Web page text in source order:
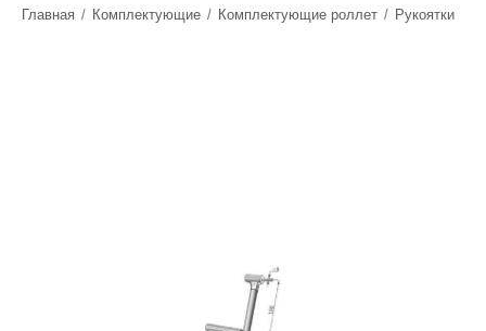
Главная / Комплектующие / Комплектующие роллет / Рукоятки